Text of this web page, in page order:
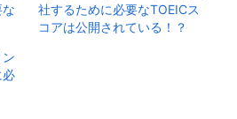
社するために必要なTOEICス
コアは公開されている！？
必